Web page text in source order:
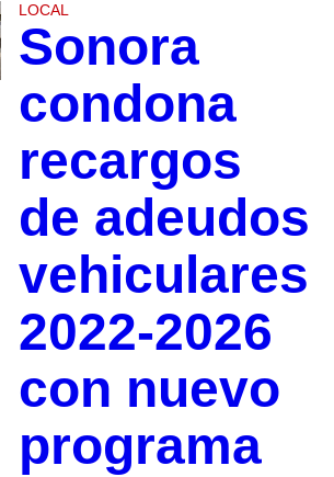
LOCAL
Sonora
condona
recargos
de adeudos
vehiculares
2022-2026
con nuevo
programa